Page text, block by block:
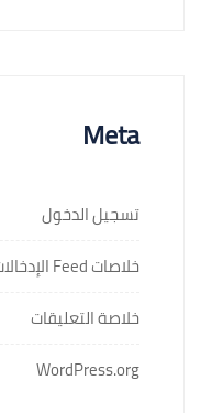
Meta
تسجيل الدخول
خلاصات Feed الإدخالات
خلاصة التعليقات
WordPress.org